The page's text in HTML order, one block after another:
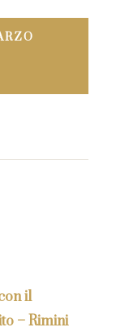
il
– Rimini